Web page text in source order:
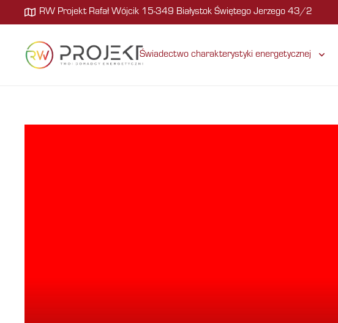
RW Projekt Rafał Wójcik 15-349 Białystok Świętego Jerzego 43/2
Świadectwo charakterystyki energetycznej